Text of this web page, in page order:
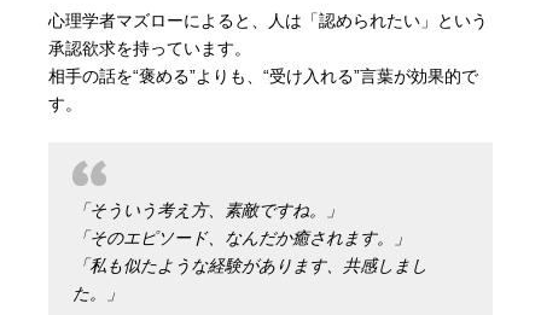
心理学者マズローによると、人は「認められたい」という
承認欲求を持っています。
相手の話を“褒める”よりも、“受け入れる”言葉が効果的で
す。
「そういう考え方、素敵ですね。」
「そのエピソード、なんだか癒されます。」
「私も似たような経験があります、共感しまし
た。」